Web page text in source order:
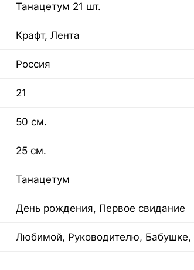
Танацетум 21 шт.
Крафт, Лента
Россия
21
50 см.
25 см.
Танацетум
День рождения, Первое свидание
Любимой, Руководителю,